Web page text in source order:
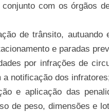
com os órgãos
de trânsito, autuando
e paradas
por infrações de
a notificação dos
e aplicação das
de peso, dimensões e